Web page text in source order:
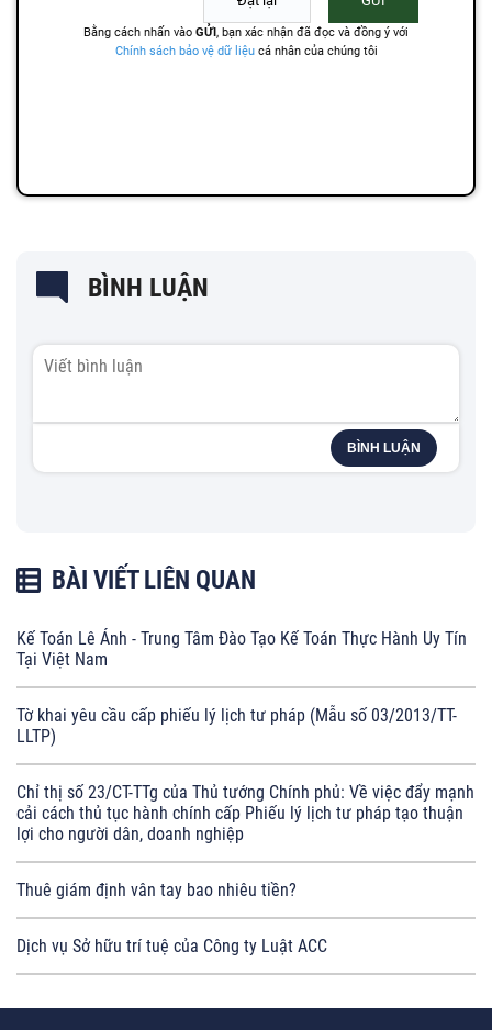
BÌNH LUẬN
BÌNH LUẬN
BÀI VIẾT LIÊN QUAN
Kế Toán Lê Ánh - Trung Tâm Đào Tạo Kế Toán Thực Hành Uy Tín
Tại Việt Nam
Tờ khai yêu cầu cấp phiếu lý lịch tư pháp (Mẫu số 03/2013/TT-
LLTP)
Chỉ thị số 23/CT-TTg của Thủ tướng Chính phủ: Về việc đẩy mạnh
cải cách thủ tục hành chính cấp Phiếu lý lịch tư pháp tạo thuận
lợi cho người dân, doanh nghiệp
Thuê giám định vân tay bao nhiêu tiền?
Dịch vụ Sở hữu trí tuệ của Công ty Luật ACC